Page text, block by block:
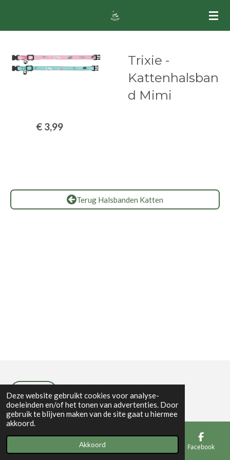
Deze website gebruikt cookies voor analyse-
doeleinden en/of het tonen van advertenties. Door
gebruik te blijven maken van de site gaat u hiermee
akkoord.
Akkoord
de
hoofdinhoud
Trixie -
Kattenhalsban
d Mimi
€ 3,99
Terug Halsbanden Katten
Privacybeleid
Telefoonnummer Facebook